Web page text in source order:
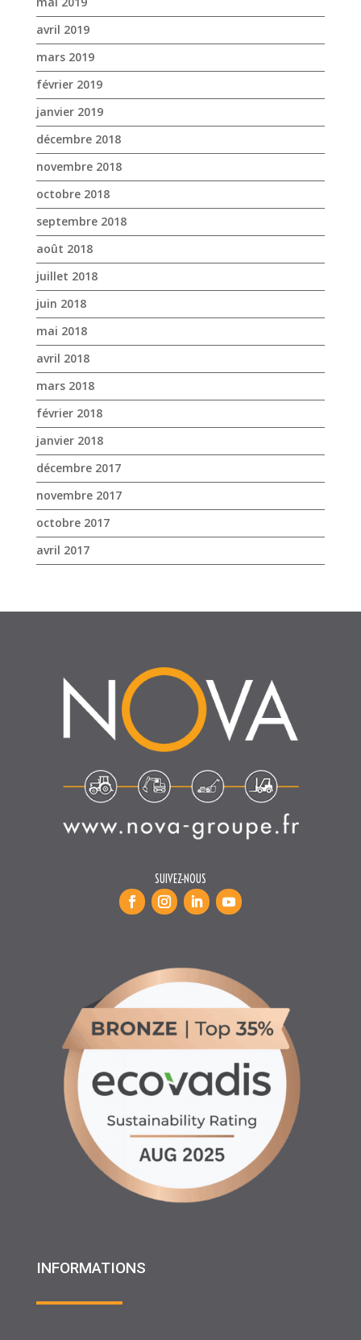
avril 2019
mars 2019
février 2019
janvier 2019
décembre 2018
novembre 2018
octobre 2018
septembre 2018
août 2018
juillet 2018
juin 2018
mai 2018
avril 2018
mars 2018
février 2018
janvier 2018
décembre 2017
novembre 2017
octobre 2017
avril 2017
SUIVEZ-NOUS
INFORMATIONS